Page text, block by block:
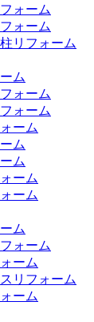
ォーム
ォーム
リフォーム
ム
ォーム
ォーム
ーム
ム
ム
ーム
ーム
ム
ォーム
ーム
リフォーム
ーム